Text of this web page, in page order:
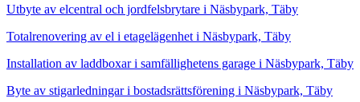
Utbyte av elcentral och jordfelsbrytare i Näsbypark, Täby
Totalrenovering av el i etagelägenhet i Näsbypark, Täby
Installation av laddboxar i samfällighetens garage i Näsbypark, Täby
Byte av stigarledningar i bostadsrättsförening i Näsbypark, Täby